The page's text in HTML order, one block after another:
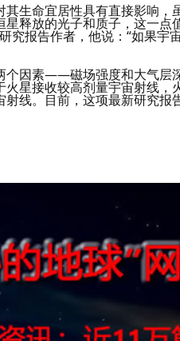
生命宜居性具有直接影响，
释放的光子和质子，这一点
报告作者，他说：“如果宇
个因素——磁场强度和大气层
星接收较高剂量宇宙射线，
线。目前，这项最新研究报